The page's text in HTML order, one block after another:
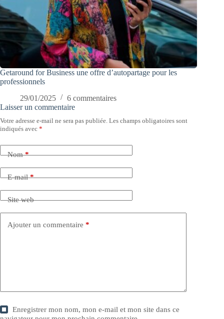
Getaround for Business une offre d’autopartage pour les
professionnels
29/01/2025
6 commentaires
Laisser un commentaire
Votre adresse e-mail ne sera pas publiée. Les champs obligatoires sont
indiqués avec *
Nom*
E-mail*
Site web
Ajouter un commentaire *
Enregistrer mon nom, mon e-mail et mon site dans ce